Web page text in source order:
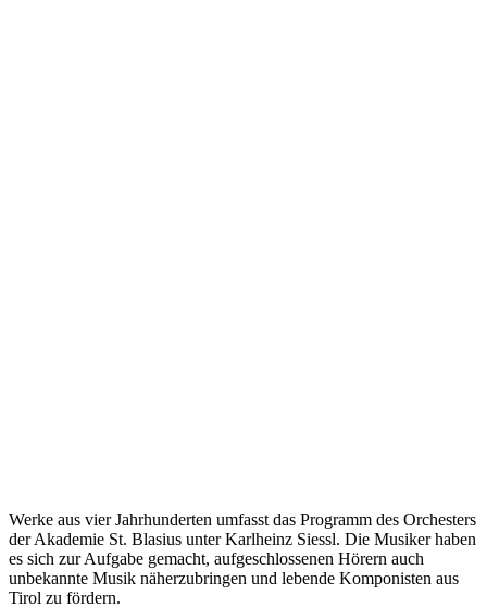
Werke aus vier Jahrhunderten umfasst das Programm des Orchesters
der Akademie St. Blasius unter Karlheinz Siessl. Die Musiker haben
es sich zur Aufgabe gemacht, aufgeschlossenen Hörern auch
unbekannte Musik näherzubringen und lebende Komponisten aus
Tirol zu fördern.